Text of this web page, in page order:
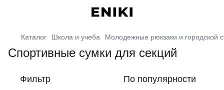
Каталог Школа и учеба Молодежные рюкзаки и городской
Спортивные сумки для секций
Фильтр По популярности